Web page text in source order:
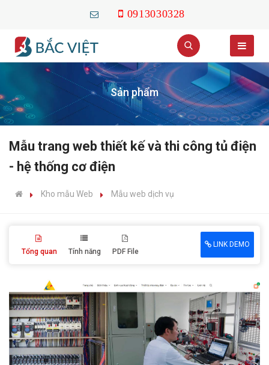
0913030328
Sản phẩm
Mẫu trang web thiết kế và thi công tủ điện
- hệ thống cơ điện
Kho mẫu Web Mẫu web dịch vụ
Tổng quan Tính năng PDF File
LINK DEMO